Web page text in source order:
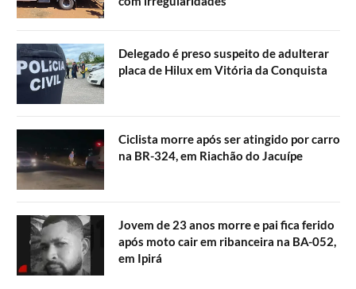
Delegado é preso suspeito de adulterar
placa de Hilux em Vitória da Conquista
Ciclista morre após ser atingido por carro
na BR-324, em Riachão do Jacuípe
Jovem de 23 anos morre e pai fica ferido
após moto cair em ribanceira na BA-052,
em Ipirá